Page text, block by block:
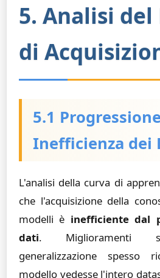
5. Analisi del
di
5.1
Inefficienza dei
L'analisi della curva di
che l'acquisizione della
modelli è inefficiente dal
dati. Miglioramenti
generalizzazione spesso
modello vedesse l'intero